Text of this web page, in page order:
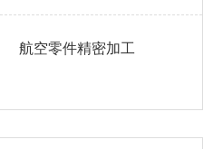
航空零件精密加工